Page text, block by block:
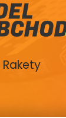
Rakety